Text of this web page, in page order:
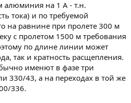
алюминия на 1 А - т.н.
тока) и по требуемой
на равнине при пролете 300 м
с пролетом 1500 м требования
по длине линии может
так и кратность расщепления.
именют в фазе три
330/43, а на переходах в той же
336.